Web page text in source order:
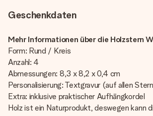
Geschenkdaten
Mehr Informationen über die Holzstern
Form: Rund / Kreis
Anzahl: 4
Abmessungen: 8,3 x 8,2 x 0,4 cm
Personalisierung: Textgravur (auf allen
Extra: inklusive praktischer Aufhängkordel
Holz ist ein Naturprodukt, deswegen kann